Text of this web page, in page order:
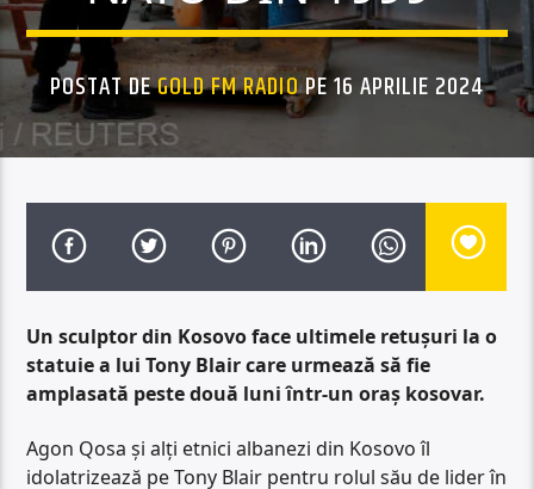
POSTAT DEGOLD FM RADIOPE 16 APRILIE 2024
Un sculptor din Kosovo face ultimele retuşuri la o
statuie a lui Tony Blair care urmează să fie
amplasată peste două luni într-un oraş kosovar.
Agon Qosa şi alţi etnici albanezi din Kosovo îl
idolatrizează pe Tony Blair pentru rolul său de lider în